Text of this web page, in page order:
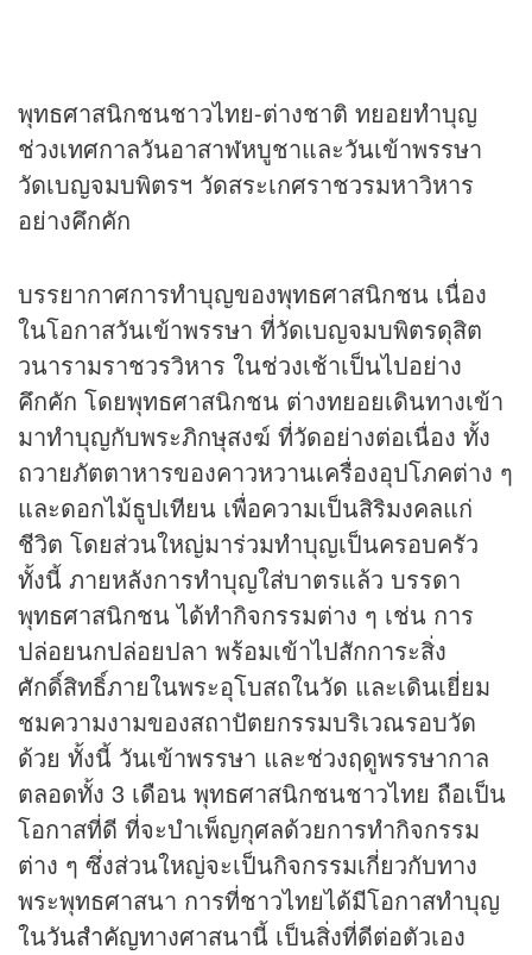
พุทธศาสนิกชนชาวไทย-ต่างชาติ ทยอยทำบุญ
ช่วงเทศกาลวันอาสาฬหบูชาและวันเข้าพรรษา
วัดเบญจมบพิตรฯ วัดสระเกศราชวรมหาวิหาร
อย่างคึกคัก
บรรยากาศการทำบุญของพุทธศาสนิกชน เนื่อง
ในโอกาสวันเข้าพรรษา ที่วัดเบญจมบพิตรดุสิต
วนารามราชวรวิหาร ในช่วงเช้าเป็นไปอย่าง
คึกคัก โดยพุทธศาสนิกชน ต่างทยอยเดินทางเข้า
มาทำบุญกับพระภิกษุสงฆ์ ที่วัดอย่างต่อเนื่อง ทั้ง
ถวายภัตตาหารของคาวหวานเครื่องอุปโภคต่าง ๆ
และดอกไม้ธูปเทียน เพื่อความเป็นสิริมงคลแก่
ชีวิต โดยส่วนใหญ่มาร่วมทำบุญเป็นครอบครัว
ทั้งนี้ ภายหลังการทำบุญใส่บาตรแล้ว บรรดา
พุทธศาสนิกชน ได้ทำกิจกรรมต่าง ๆ เช่น การ
ปล่อยนกปล่อยปลา พร้อมเข้าไปสักการะสิ่ง
ศักดิ์สิทธิ์ภายในพระอุโบสถในวัด และเดินเยี่ยม
ชมความงามของสถาปัตยกรรมบริเวณรอบวัด
ด้วย ทั้งนี้ วันเข้าพรรษา และช่วงฤดูพรรษากาล
ตลอดทั้ง 3 เดือน พุทธศาสนิกชนชาวไทย ถือเป็น
โอกาสที่ดี ที่จะบำเพ็ญกุศลด้วยการทำกิจกรรม
ต่าง ๆ ซึ่งส่วนใหญ่จะเป็นกิจกรรมเกี่ยวกับทาง
พระพุทธศาสนา การที่ชาวไทยได้มีโอกาสทำบุญ
ในวันสำคัญทางศาสนานี้ เป็นสิ่งที่ดีต่อตัวเอง